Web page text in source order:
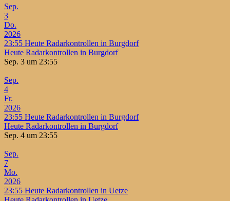
Sep.
3
Do.
2026
23:55 Heute Radarkontrollen in Burgdorf
Heute Radarkontrollen in Burgdorf
Sep. 3 um 23:55
Sep.
4
Fr.
2026
23:55 Heute Radarkontrollen in Burgdorf
Heute Radarkontrollen in Burgdorf
Sep. 4 um 23:55
Sep.
7
Mo.
2026
23:55 Heute Radarkontrollen in Uetze